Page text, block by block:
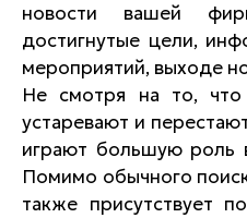
новости вашей
достигнутые цели,
мероприятий, выходе
Не смотря на то,
устаревают и
играют большую роль
Помимо обычного
также присутствует